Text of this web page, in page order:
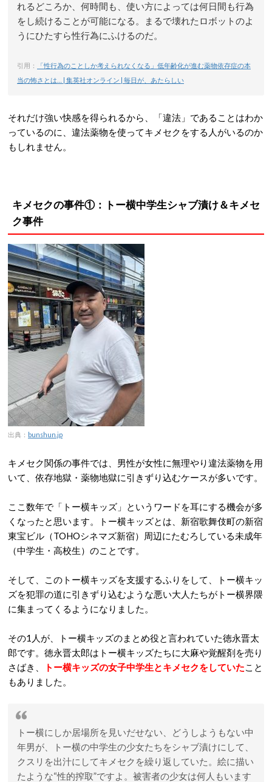
れるどころか、何時間も、使い方によっては何日間も行為
をし続けることが可能になる。まるで壊れたロボットのよ
うにひたすら性行為にふけるのだ。
引用：
「性行為のことしか考えられなくなる」低年齢化が進む薬物依存症の本
当の怖さとは… | 集英社オンライン | 毎日が、あたらしい
それだけ強い快感を得られるから、「違法」であることはわか
っているのに、違法薬物を使ってキメセクをする人がいるのか
もしれません。
キメセクの事件①：トー横中学生シャブ漬け＆キメセ
ク事件
出典： bunshun.jp
キメセク関係の事件では、男性が女性に無理やり違法薬物を用
いて、依存地獄・薬物地獄に引きずり込むケースが多いです。
ここ数年で「トー横キッズ」というワードを耳にする機会が多
くなったと思います。トー横キッズとは、新宿歌舞伎町の新宿
東宝ビル（TOHOシネマズ新宿）周辺にたむろしている未成年
（中学生・高校生）のことです。
そして、このトー横キッズを支援するふりをして、トー横キッ
ズを犯罪の道に引きずり込むような悪い大人たちがトー横界隈
に集まってくるようになりました。
その1人が、トー横キッズのまとめ役と言われていた徳永晋太
郎です。徳永晋太郎はトー横キッズたちに大麻や覚醒剤を売り
さばき、
トー横キッズの女子中学生とキメセクをしていたこと
もありました。
トー横にしか居場所を見いだせない、どうしようもない中
年男が、トー横の中学生の少女たちをシャブ漬けにして、
クスリを出汁にしてキメセクを繰り返していた。絵に描い
たような“性的搾取”ですよ。被害者の少女は何人もいます